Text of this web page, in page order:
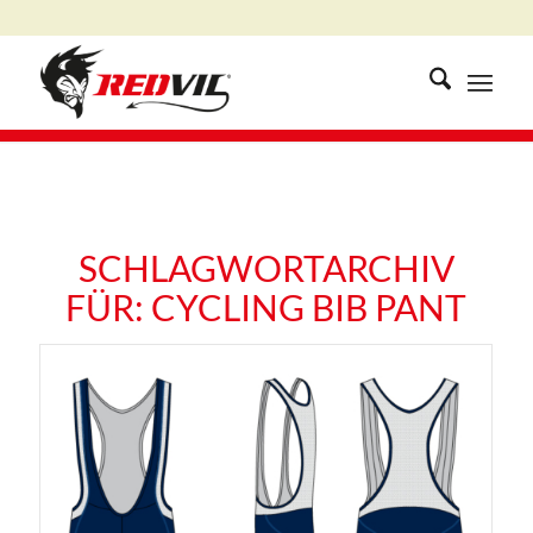
SCHLAGWORTARCHIV
FÜR: CYCLING BIB PANT